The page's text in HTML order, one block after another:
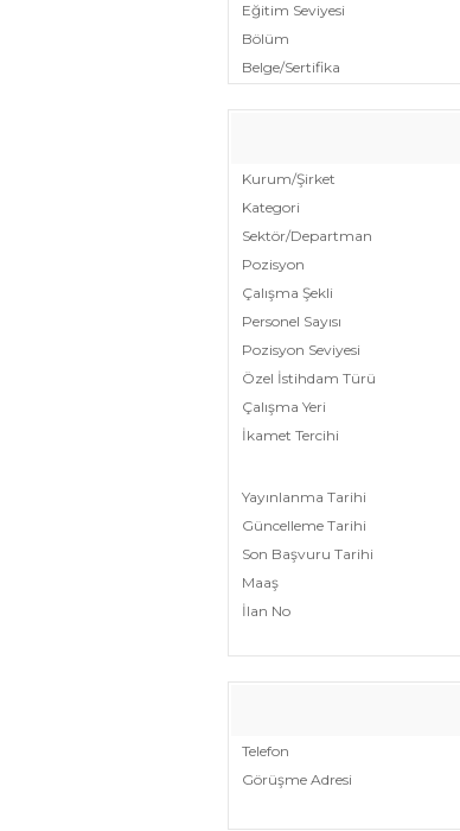
Eğitim Seviyesi
Bölüm
Belge/Sertifika
Kurum/Şirket
Kategori
Sektör/Departman
Pozisyon
Çalışma Şekli
Personel Sayısı
Pozisyon Seviyesi
Özel İstihdam Türü
Çalışma Yeri
İkamet Tercihi
Yayınlanma Tarihi
Güncelleme Tarihi
Son Başvuru Tarihi
Maaş
İlan No
Telefon
Görüşme Adresi